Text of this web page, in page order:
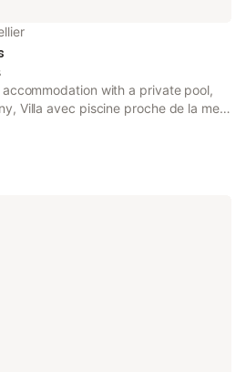
with a private pool,
Villa avec piscine proche de la mer
offers access to a terrace,
WiFi.